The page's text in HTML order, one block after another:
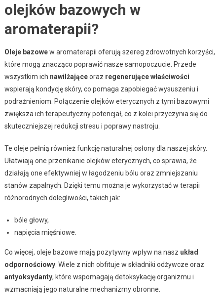
olejków bazowych w
aromaterapii?
Oleje bazowew aromaterapii oferują szereg zdrowotnych korzyści,
które mogą znacząco poprawić nasze samopoczucie. Przede
wszystkim ich nawilżająceoraz regenerujące właściwości
wspierają kondycję skóry, co pomaga zapobiegać wysuszeniu i
podrażnieniom. Połączenie olejków eterycznych z tymi bazowymi
zwiększa ich terapeutyczny potencjał, co z kolei przyczynia się do
skuteczniejszej redukcji stresu i poprawy nastroju.
Te oleje pełnią również funkcję naturalnej osłony dla naszej skóry.
Ułatwiają one przenikanie olejków eterycznych, co sprawia, że
działają one efektywniej w łagodzeniu bólu oraz zmniejszaniu
stanów zapalnych. Dzięki temu można je wykorzystać w terapii
różnorodnych dolegliwości, takich jak:
bóle głowy,
napięcia mięśniowe.
Co więcej, oleje bazowe mają pozytywny wpływ na nasz układ
odpornościowy. Wiele z nich obfituje w składniki odżywcze oraz
antyoksydanty, które wspomagają detoksykację organizmu i
wzmacniają jego naturalne mechanizmy obronne.